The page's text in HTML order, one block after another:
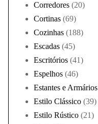
Corredores (20)
Cortinas (69)
Cozinhas (188)
Escadas (45)
Escritórios (41)
Espelhos (46)
Estantes e Armários
Estilo Clássico (39)
Estilo Rústico (21)